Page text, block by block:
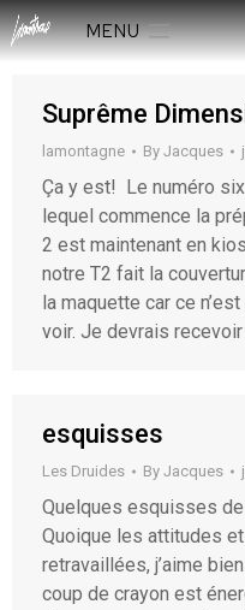
MENU
Suprême
lamontagne By Jacques
Ça y est! Le numéro
lequel commence la
2 est maintenant en
notre T2 fait la
la maquette car ce
voir. Je devrais
esquisses
Les Druides By Jacques
Quelques esquisses de
Quoique les attitudes
retravaillées, j’aime
coup de crayon est